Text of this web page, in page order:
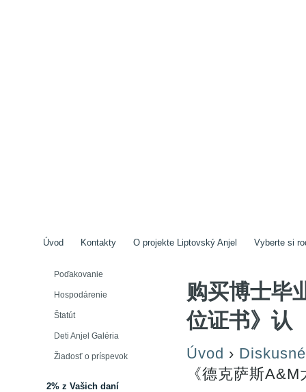
Úvod Kontakty O projekte Liptovský Anjel Vyberte si
Poďakovanie
Hospodárenie
Štatút
Deti Anjel Galéria
Žiadosť o príspevok
2% z Vašich daní
购买博士毕
位证书》认
Úvod ›
《德克萨斯